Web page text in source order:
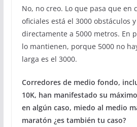
No, no creo. Lo que pasa que en
oficiales está el 3000 obstáculos
directamente a 5000 metros. En
lo mantienen, porque 5000 no
larga es el 3000.
Corredores de medio fondo,
10K, han manifestado su
en algún caso, miedo al medio
maratón ¿es también tu caso?